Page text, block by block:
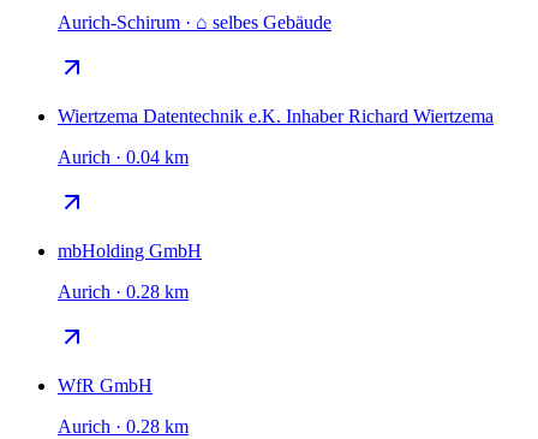
Aurich-Schirum · ⌂ selbes Gebäude
Wiertzema Datentechnik e.K. Inhaber Richard Wiertzema
Aurich · 0.04 km
mbHolding GmbH
Aurich · 0.28 km
WfR GmbH
Aurich · 0.28 km